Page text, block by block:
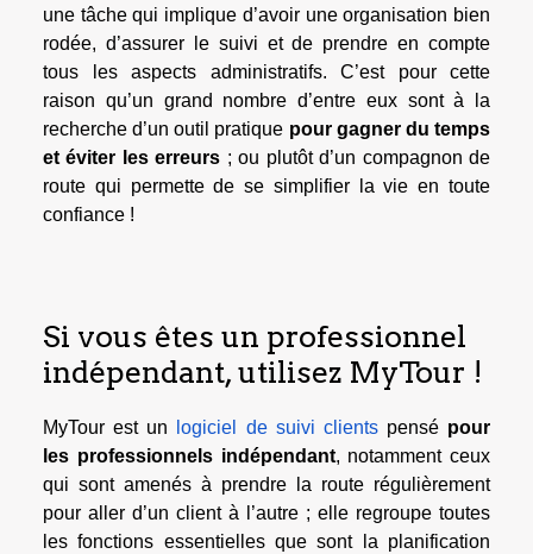
une tâche qui implique d’avoir une organisation bien
rodée, d’assurer le suivi et de prendre en compte
tous les aspects administratifs. C’est pour cette
raison qu’un grand nombre d’entre eux sont à la
recherche d’un outil pratique pour gagner du temps
et éviter les erreurs ; ou plutôt d’un compagnon de
route qui permette de se simplifier la vie en toute
confiance !
Si vous êtes un professionnel
indépendant, utilisez MyTour !
MyTour est un logiciel de suivi clientspensé pour
les professionnels indépendant, notamment ceux
qui sont amenés à prendre la route régulièrement
pour aller d’un client à l’autre ; elle regroupe toutes
les fonctions essentielles que sont la planification